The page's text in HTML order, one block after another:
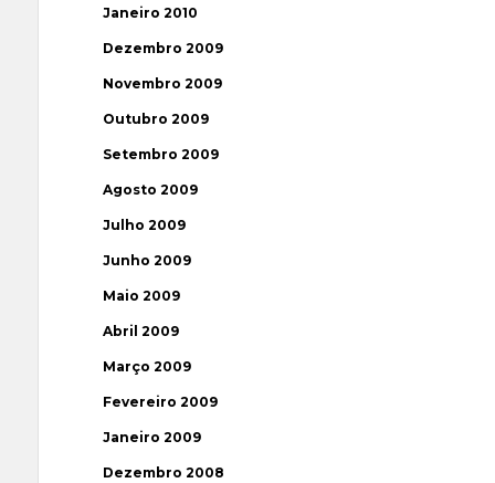
Janeiro 2010
Dezembro 2009
Novembro 2009
Outubro 2009
Setembro 2009
Agosto 2009
Julho 2009
Junho 2009
Maio 2009
Abril 2009
Março 2009
Fevereiro 2009
Janeiro 2009
Dezembro 2008